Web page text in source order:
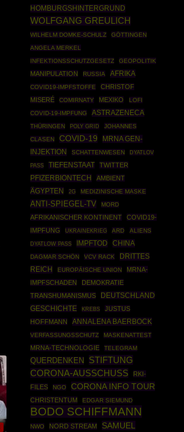
HOMBURGSHINTERGRUND
WOLFGANG GREULICH
WILHELM DOMKE-SCHULZ
GÖTTINGEN
ANGELA MERKEL
INFEKTIONSSCHUTZGESETZ
GEOPOLITIK
MANIPULATION RUSSIA AFRIKA
COVID19-IMPFSTOFFE
CHRISTOF
MISERÉ
COMIRNATY MEXIKO
LOFI
COVID-19-IMPFUNG
ASTRAZENECA
THÜRINGEN POLY GRID
JOHANNES
CLASEN
COVID-19
MRNA GEN-
INJEKTION
SCHATTENWESEN DYATLOV
PASS TIEFENSTAAT TWITTER
PFIZERBIONTECH AMBIENT
ÄGYPTEN 2G MEDIZINISCHE MASKE
ANTI-SPIEGEL-TV MORD
AFRIKANISCHER KONTINENT
COVID19-
IMPFUNG
UKRAINEKRIEG ARD ALIENS
DYATLOW PASS IMPFTOD CHINA
DAGMAR SCHÖN VCV RACK
DRITTES
REICH
EUROPÄISCHE UNION
MRNA-
IMPFSCHADEN
DEMOKRATIE
TRANSHUMANISMUS
DEUTSCHLAND
GESCHICHTE
KREBS
JUSTUS
HOFFMANN
ANNALENA BAERBOCK
VERFASSUNGSSCHUTZ MASKENATTEST
MRNA-TECHNOLOGIE TELEGRAM
QUERDENKEN
STIFTUNG
CORONA-AUSSCHUSS
RKI-
FILES
NGO CORONA INFO TOUR
CHRISTENTUM EDGAR SIEMUND
BODO SCHIFFMANN
NWO NORD STREAM
SAMUEL